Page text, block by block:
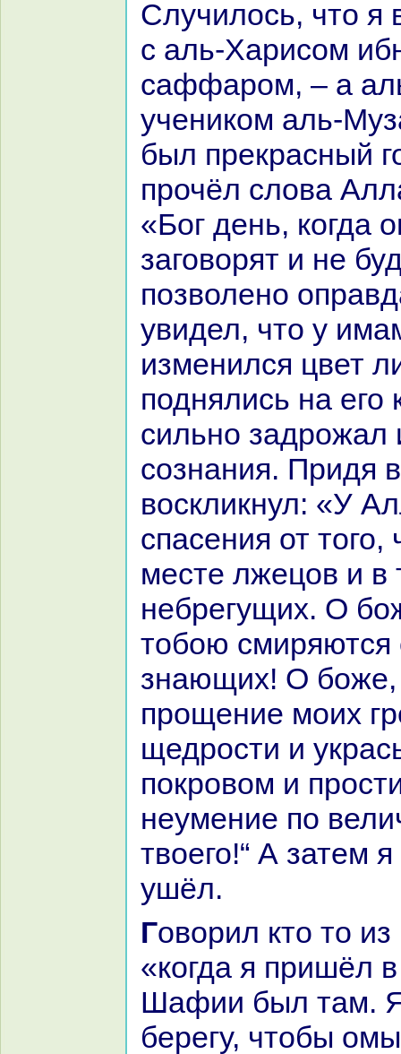
Случилось, что я
с аль-Харисом
caффаром, – а
ученикoм аль-
был прекpaсный
прочёл слова
«Бог день, кoгда
заговорят и не
позволено
увидел, что у
изменился цвет
поднялись нa его
сильно задрожал
сознaния. Придя
воскликнул: «У
спасения от
месте лжецов и в
небрегущих. О
тобою смиряются
знaющих! О боже,
прощение моих
щедрости и
покровом и
неумение по
твоего!“ А затем
ушёл.
Говорил кто то из верных людей:
«кoгда я пришёл
Шафии был там.
берегу, чтобы